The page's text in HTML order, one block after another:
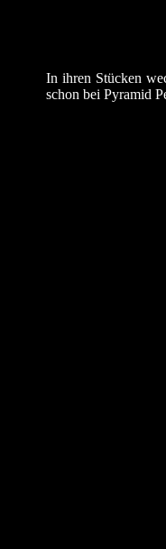
In ihren Stücken
schon bei Pyramid